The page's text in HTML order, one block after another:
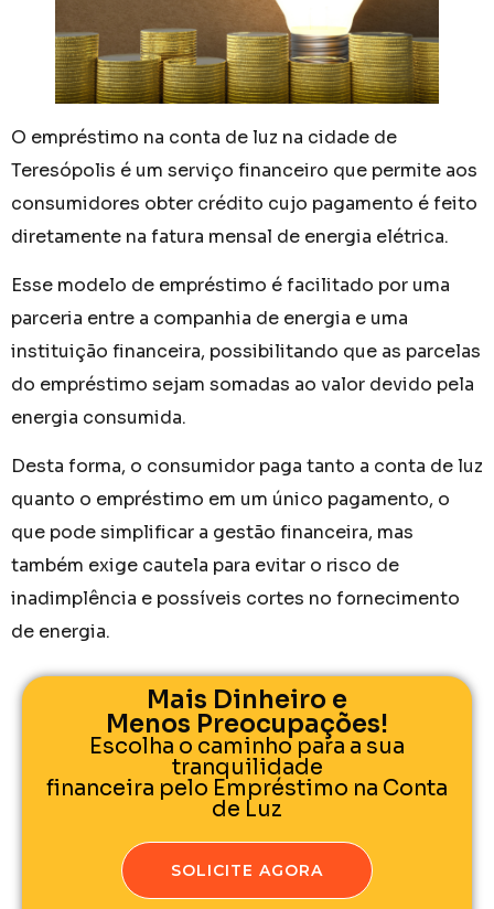
O empréstimo na conta de luz na cidade de
Teresópolis é um serviço financeiro que permite aos
consumidores obter crédito cujo pagamento é feito
diretamente na fatura mensal de energia elétrica.
Esse modelo de empréstimo é facilitado por uma
parceria entre a companhia de energia e uma
instituição financeira, possibilitando que as parcelas
do empréstimo sejam somadas ao valor devido pela
energia consumida.
Desta forma, o consumidor paga tanto a conta de luz
quanto o empréstimo em um único pagamento, o
que pode simplificar a gestão financeira, mas
também exige cautela para evitar o risco de
inadimplência e possíveis cortes no fornecimento
de energia.
Mais Dinheiro e
Menos Preocupações!
Escolha o caminho para a sua
tranquilidade
financeira pelo Empréstimo na Conta
de Luz
SOLICITE AGORA